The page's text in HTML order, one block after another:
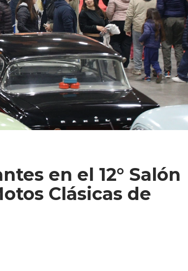
en el 12° Salón
Clásicas de